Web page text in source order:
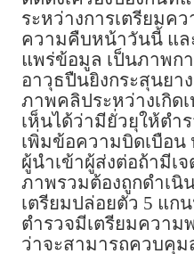
ระหว่างการเตรียมค
ความคืบหน้าวันนี้ แล
แพร่ข้อมูล เป็นภาพก
อาวุธปืนยิงกระสุนยา
ภาพคลิประหว่างเกิด
เห็นได้ว่ามียั่วยุให้ตำ
เพิ่มข้อความบิดเบือน
ผู้นำเข้าผู้ส่งต่อถ้ามีเ
ภาพรวมต้องถูกดำเ
เตรียมปล่อยตัว 5 แ
ตำรวจมีเตรียมควา
ว่าจะสามารถควบคุ